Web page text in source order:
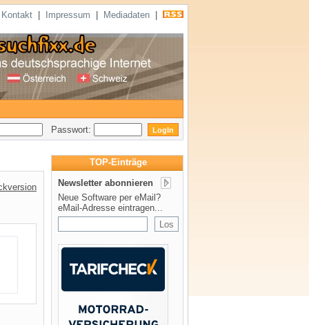
Kontakt Impressum Mediadaten
Passwort:
TOP-Einträge
Newsletter abonnieren
Neue Software per eMail?
eMail-Adresse eintragen...